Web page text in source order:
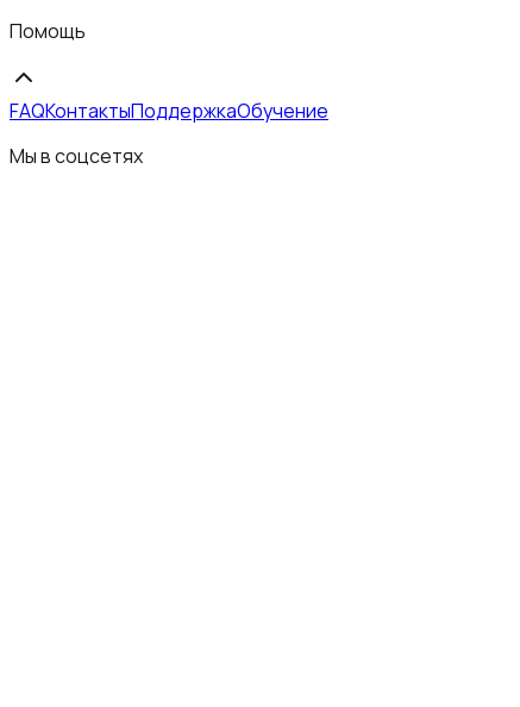
Помощь
FAQКонтактыПоддержкаОбучение
Мы в соцсетях